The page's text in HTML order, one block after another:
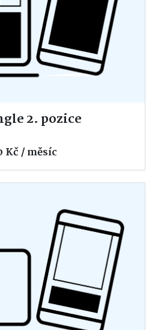
2. pozice
Kč / měsíc